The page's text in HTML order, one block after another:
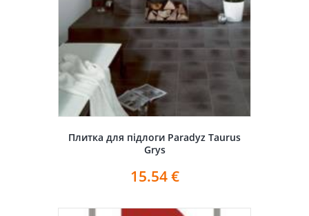
Плитка для підлоги Paradyz Taurus
Grys
15.54€